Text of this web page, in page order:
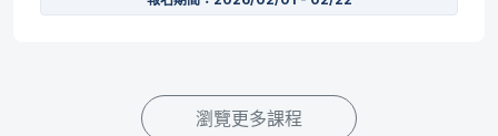
瀏覽更多課程